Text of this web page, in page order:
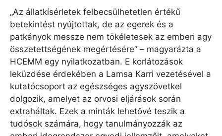
„Az állatkísérletek felbecsülhetetlen értékű
betekintést nyújtottak, de az egerek és a
patkányok messze nem tökéletesek az emberi agy
összetettségének megértésére” – magyarázta a
HCEMM egy nyilatkozatban. E korlátozások
leküzdése érdekében a Lamsa Karri vezetésével a
kutatócsoport az egészséges agyszövetkel
dolgozik, amelyet az orvosi eljárások során
extraháltak. Ezek a minták lehetővé teszik a
tudósok számára, hogy tanulmányozzák az